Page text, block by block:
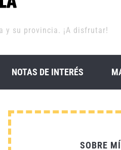
y su provincia. ¡A disfrutar!
NOTAS DE INTERÉS
SOBRE MÍ